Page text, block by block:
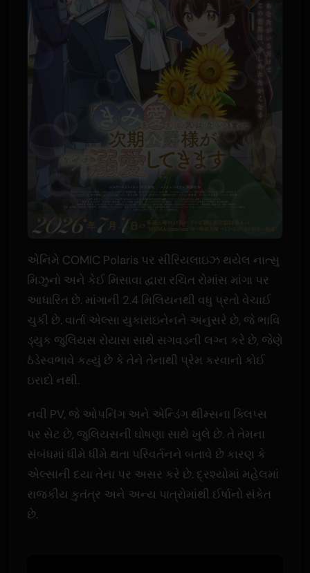
એનિમે COMIC Polaris પર સીરિયલાઇઝ થયેલ નાત્સુ
મિઝુનો અને કેઈ મિસાવા દ્વારા રચિત રોમાંસ માંગા પર
આધારિત છે. માંગાની 2.4 મિલિયનથી વધુ પ્રતો વેચાઈ
ચુકી છે. વાર્તા એલ્સા યુકારાઇનેનને અનુસરે છે, જે ભાવિ
ડ્યુક જુલિયસ રોયાસ સાથે સગવડની લગ્ન કરે છે, જેણે
ઠંડેસ્વભાવે કહ્યું છે કે તેને તેનાથી પ્રેમ કરવાનો કોઈ
ઇરાદો નથી.
નવી PV, જે ઓપનિંગ અને એન્ડિંગ થીમ્સના ક્લિપ્સ
પર સેટ છે, જુલિયસની ઘોષણા સાથે ખુલે છે. તે તેમના
સંબંધમાં ધીમે ધીમે થતા પરિવર્તનને બતાવે છે કારણ કે
એલ્સાની દયા તેના પર અસર કરે છે. દ્રશ્યોમાં મહેલમાં
રાજકીય કુતંત્ર અને અન્ય પાત્રોમાંથી ઈર્ષાનો સંકેત
છે.